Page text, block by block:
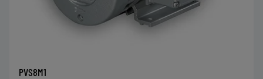
PVS8M1